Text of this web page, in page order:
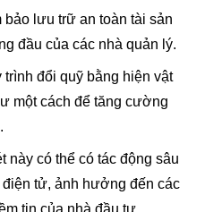
bảo lưu trữ an toàn tài sản
đầu của các nhà quản lý.
trình đổi quỹ bằng hiện vật
một cách để tăng cường
này có thể có tác động sâu
tử, ảnh hưởng đến các
tin của nhà đầu tư.